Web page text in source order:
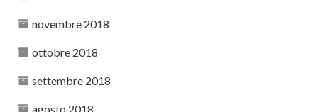
novembre 2018
ottobre 2018
settembre 2018
agosto 2018